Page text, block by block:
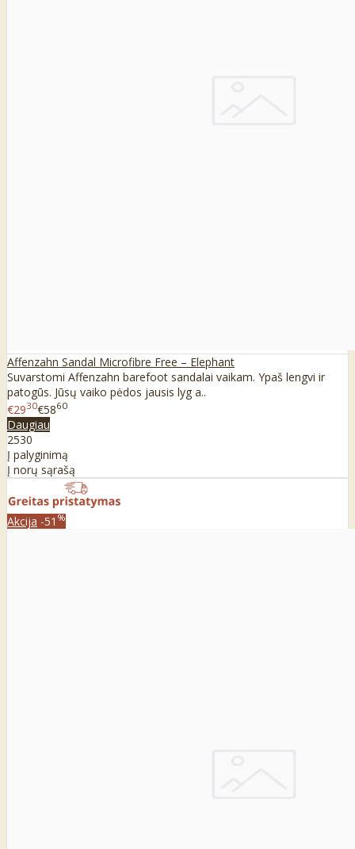
Affenzahn Sandal Microfibre Free – Elephant
Suvarstomi Affenzahn barefoot sandalai vaikam. Ypaš lengvi ir
patogūs. Jūsų vaiko pėdos jausis lyg a..
€2930€5860
Daugiau
2530
Į palyginimą
Į norų sąrašą
Akcija -51 %